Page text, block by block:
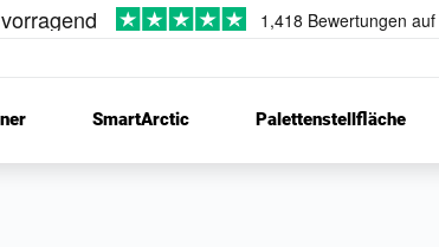
SmartArctic Palettenstellfläche